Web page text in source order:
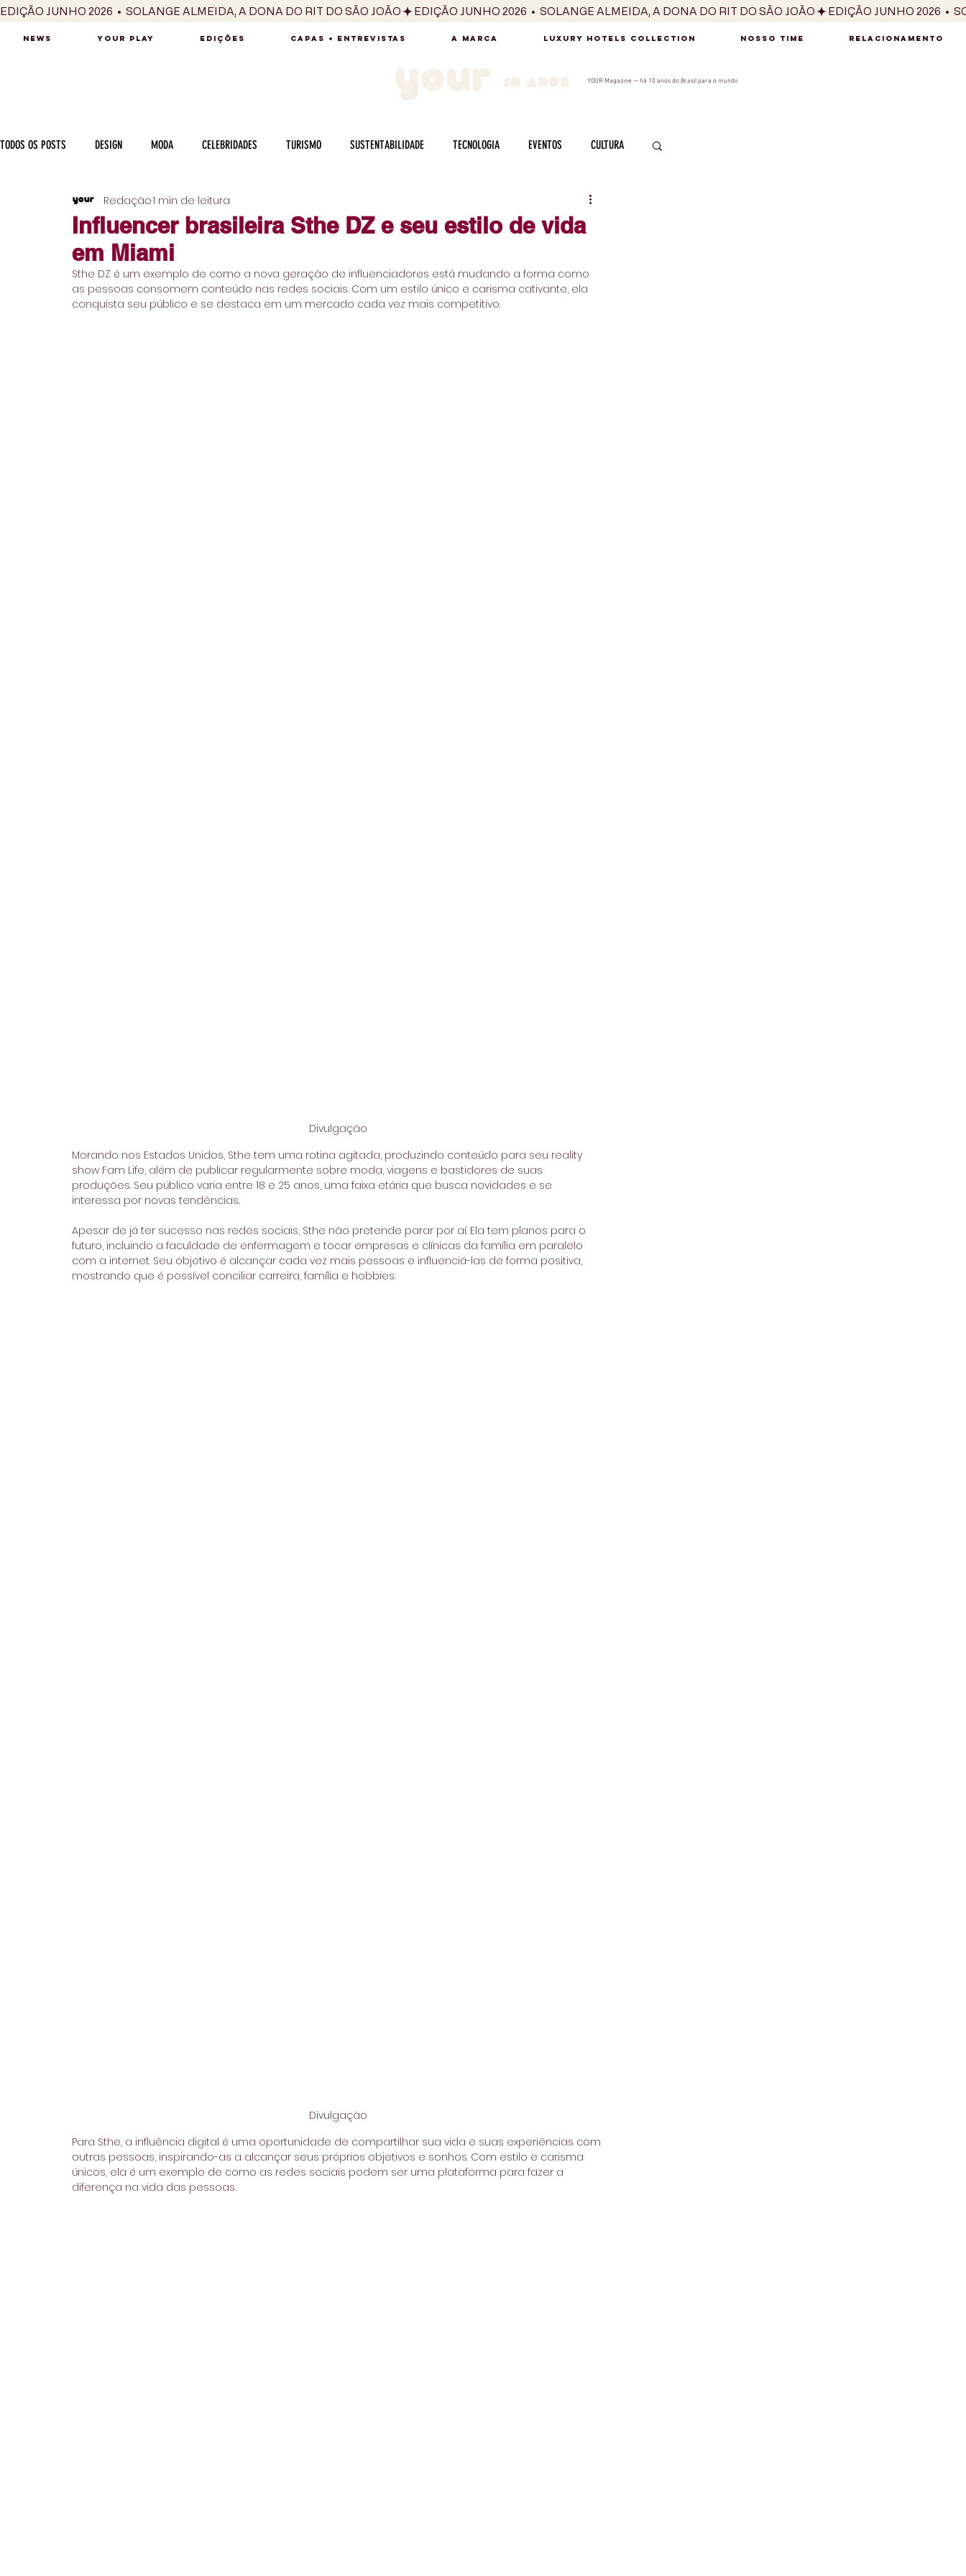
EDIÇÃO JUNHO 2026  •  SOLANGE ALMEIDA, A DONA DO RIT DO SÃO JOÃO
NEWS YOUR PLAY EDIÇÕES CAPAS + ENTREVISTAS A MARCA LUXURY HOTELS COLLECTION NOSSO TIME RELACIONAMENTO
YOUR Magazine — há 10 anos do Brasil para o mundo
TODOS OS POSTS DESIGN MODA CELEBRIDADES TURISMO SUSTENTABILIDADE TECNOLOGIA EVENTOS CULTURA
MÚSICA SÉRIES / TV INTERNACIONAL
CULINÁRIA PESSOAS
Influencer brasileira Sthe DZ e seu estilo de vida
em Miami
Redação1 min de leitura
Sthe DZ é um exemplo de como a nova geração de influenciadores está mudando a forma como
as pessoas consomem conteúdo nas redes sociais. Com um estilo único e carisma cativante, ela
conquista seu público e se destaca em um mercado cada vez mais competitivo.
Divulgação
Morando nos Estados Unidos, Sthe tem uma rotina agitada, produzindo conteúdo para seu reality
show Fam Life, além de publicar regularmente sobre moda, viagens e bastidores de suas
produções. Seu público varia entre 18 e 25 anos, uma faixa etária que busca novidades e se
interessa por novas tendências.
Apesar de já ter sucesso nas redes sociais, Sthe não pretende parar por aí. Ela tem planos para o
futuro, incluindo a faculdade de enfermagem e tocar empresas e clínicas da família em paralelo
com a internet. Seu objetivo é alcançar cada vez mais pessoas e influenciá-las de forma positiva,
mostrando que é possível conciliar carreira, família e hobbies.
Divulgação
Para Sthe, a influência digital é uma oportunidade de compartilhar sua vida e suas experiências com
outras pessoas, inspirando-as a alcançar seus próprios objetivos e sonhos. Com estilo e carisma
únicos, ela é um exemplo de como as redes sociais podem ser uma plataforma para fazer a
diferença na vida das pessoas.